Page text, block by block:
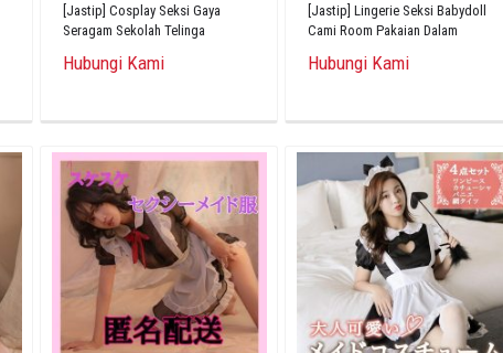
[Jastip] Cosplay Seksi Gaya
Seragam Sekolah Telinga
Hubungi Kami
[Jastip] Lingerie Seksi Babydoll
Cami Room Pakaian Dalam
Hubungi Kami